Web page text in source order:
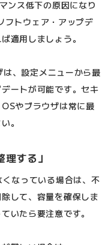
ンス低下の原因になり
トウェア・アップデ
適用しましょう。
、設定メニューから最
ートが可能です。セキ
やブラウザは常に最
。
する」
なっている場合は、不
して、容量を確保しま
いたら要注意です。